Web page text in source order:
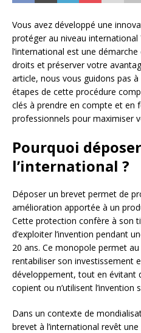
Vous avez développé une
protéger au niveau international
l’international est une
droits et préserver votre
article, nous vous guidons pas
étapes de cette procédure
clés à prendre en compte et en
professionnels pour maximiser
Pourquoi
l’international ?
Déposer un brevet permet de
amélioration apportée à un
Cette protection confère à son
d’exploiter l’invention pendant
20 ans. Ce monopole permet
rentabiliser son investissement
développement, tout en évitant
copient ou n’utilisent l’invention
Dans un contexte de
brevet à l’international revêt